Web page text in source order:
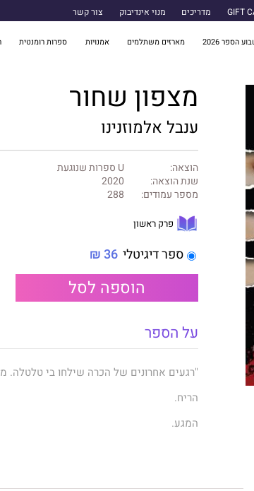
GIFT מדריכים מנוי אינדיבוק צור קשר
הספר 2026 מארזים משתלמים אמנויות ספרות רומנטית
מצפון שחור
ענבל אלמוזנינו
הוצאה:
U ספרות שנוגעת
שנת הוצאה:
2020
מספר עמודים:
288
פרק ראשון
ספר דיגיטלי 36 ₪
הוספה לסל
על הספר
"רגעים אחרונים של הכרה שילחו בי טלטלה.
הריח.
המגע.